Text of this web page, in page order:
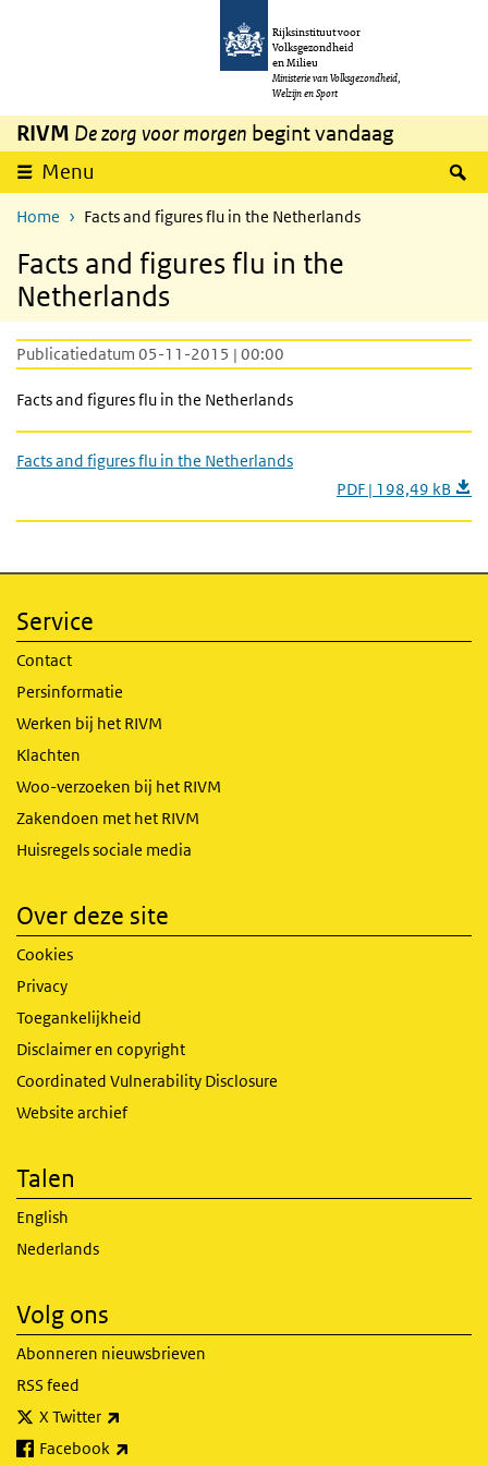
Overslaan en naar de inhoud gaan
Rijksinstituut voor
Volksgezondheid
en Milieu
Ministerie van Volksgezondheid,
Welzijn en Sport
RIVM De zorg voor morgen begint vandaag
Menu
Home Facts and figures flu in the Netherlands
Facts and figures flu in the
Netherlands
Publicatiedatum 05-11-2015 | 00:00
Facts and figures flu in the Netherlands
Facts and figures flu in the Netherlands
PDF | 198,49 kB
Service
Contact
Persinformatie
Werken bij het RIVM
Klachten
Woo-verzoeken bij het RIVM
Zakendoen met het RIVM
Huisregels sociale media
Over deze site
Cookies
Privacy
Toegankelijkheid
Disclaimer en copyright
Coordinated Vulnerability Disclosure
Website archief
Talen
English
Nederlands
Volg ons
Abonneren nieuwsbrieven
RSS feed
X Twitter
Facebook